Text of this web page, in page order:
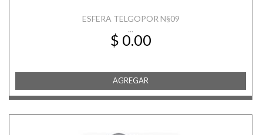
ESFERA TELGOPOR N§09
...
$ 0.00
AGREGAR